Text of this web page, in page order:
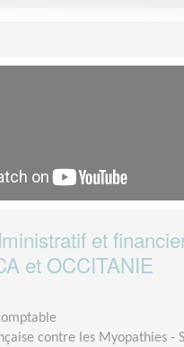
et
et OCCITANIE
contre les Myopathies -